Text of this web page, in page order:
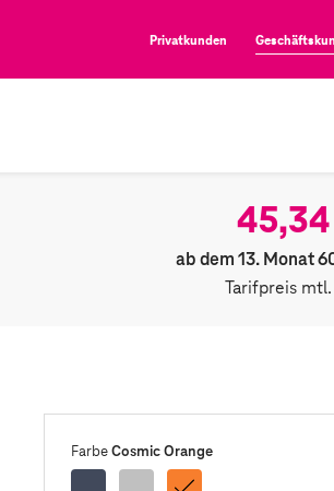
Privatkunden
ab dem 13. Monat
Tarifpreis
Farbe Cosmic Orange
TiefblauSilber Cosmic